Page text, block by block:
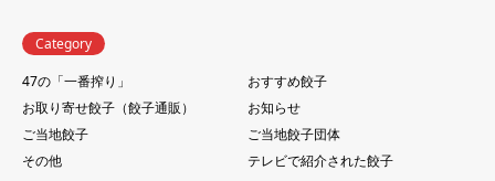
Category
47の「一番搾り」
おすすめ餃子
お取り寄せ餃子（餃子通販）
お知らせ
ご当地餃子
ご当地餃子団体
その他
テレビで紹介された餃子